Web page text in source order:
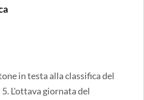
in testa alla classifica del
L'ottava giornata del